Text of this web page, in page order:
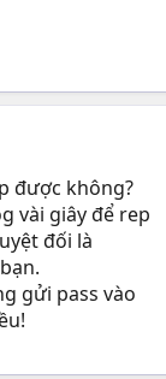
được không?
vài giây để rep
đối là
gửi pass vào